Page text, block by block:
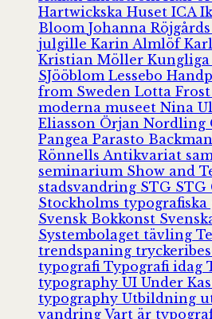
Hartwickska Huset ICA
Bloom Johanna Röjgårds
julgille Karin Almlöf
Kristian Möller
SJööblom Lessebo
from Sweden Lotta Frost
moderna museet Nina
Eliasson Örjan Nordling
Pangea Parasto Backman
Rönnells Antikvariat
seminarium Show and
stadsvandring STG STG
Stockholms typografiska
Svensk Bokkonst
Systembolaget tävling
trendspaning
typografi Typografi idag
typography UI Under
typography Utbildning
vandring Vart är